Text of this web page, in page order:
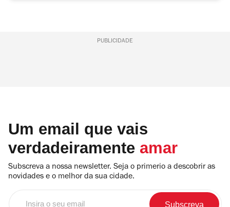
PUBLICIDADE
Um email que vais
verdadeiramente amar
Subscreva a nossa newsletter. Seja o primerio a descobrir as
novidades e o melhor da sua cidade.